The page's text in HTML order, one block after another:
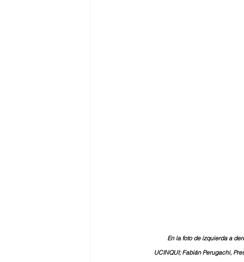
En la foto de izquierda a
UCINQUI; Fabián Perugachi,